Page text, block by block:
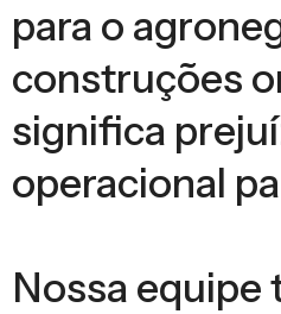
para o
construções
significa
operacional
Nossa equipe